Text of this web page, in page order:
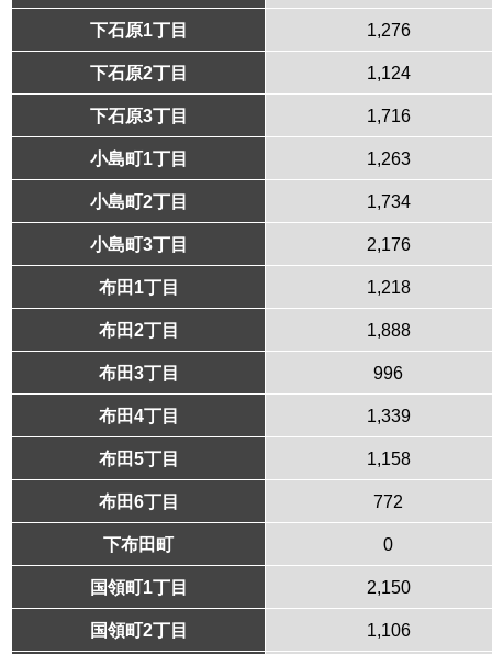
下石原1丁目 1,276
下石原2丁目 1,124
下石原3丁目 1,716
小島町1丁目 1,263
小島町2丁目 1,734
小島町3丁目 2,176
布田1丁目 1,218
布田2丁目 1,888
布田3丁目 996
布田4丁目 1,339
布田5丁目 1,158
布田6丁目 772
下布田町 0
国領町1丁目 2,150
国領町2丁目 1,106